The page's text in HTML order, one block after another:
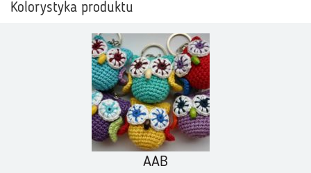
Kolorystyka produktu
AAB